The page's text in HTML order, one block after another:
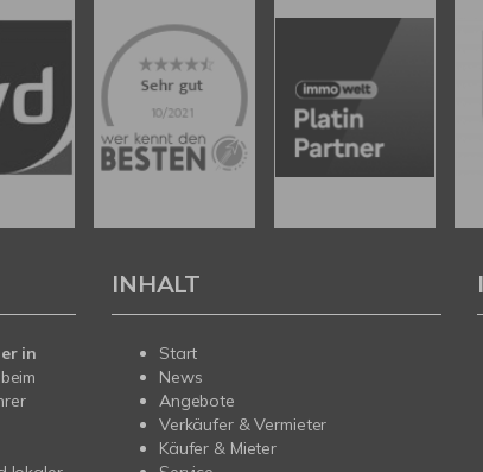
in
INHALT
Start
News
Angebote
Verkäufer & Vermieter
Käufer & Mieter